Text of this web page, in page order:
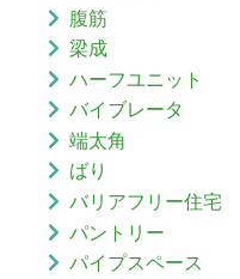
腹筋
梁成
ハーフユニット
バイブレータ
端太角
ばり
バリアフリー住宅
パントリー
パイプスペース